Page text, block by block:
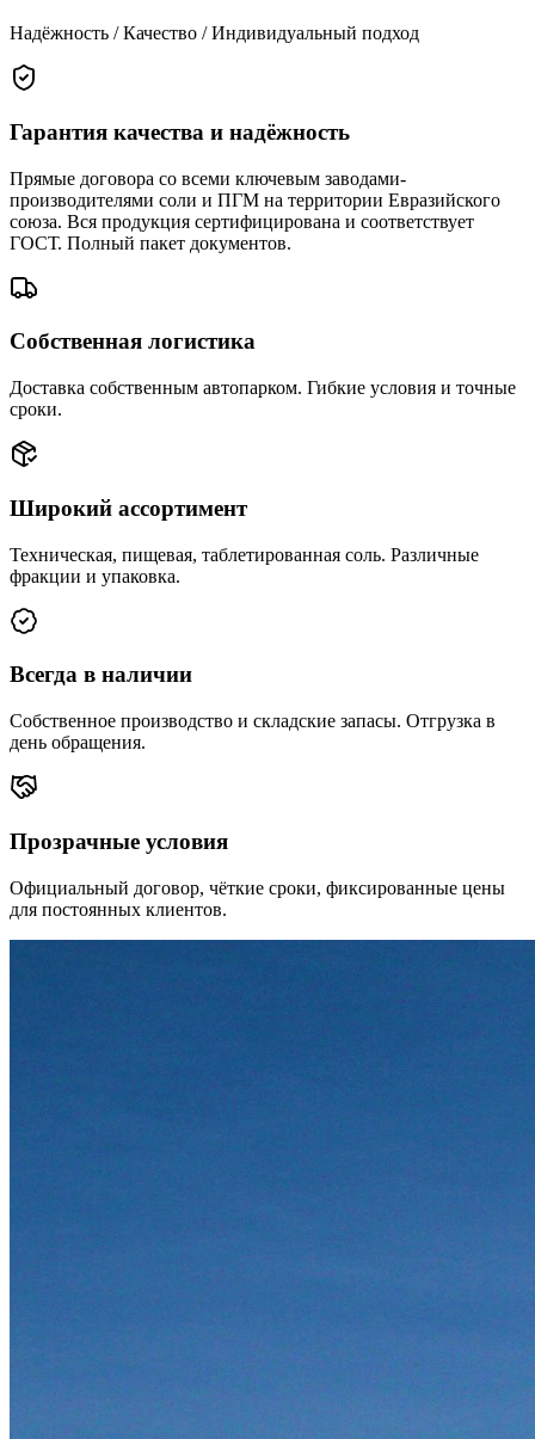
Надёжность / Качество / Индивидуальный подход
Гарантия качества и надёжность
Прямые договора со всеми ключевым заводами-
производителями соли и ПГМ на территории Евразийского
союза. Вся продукция сертифицирована и соответствует
ГОСТ. Полный пакет документов.
Собственная логистика
Доставка собственным автопарком. Гибкие условия и точные
сроки.
Широкий ассортимент
Техническая, пищевая, таблетированная соль. Различные
фракции и упаковка.
Всегда в наличии
Собственное производство и складские запасы. Отгрузка в
день обращения.
Прозрачные условия
Официальный договор, чёткие сроки, фиксированные цены
для постоянных клиентов.